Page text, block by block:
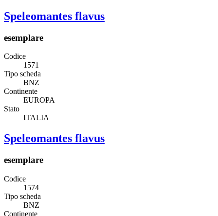
Speleomantes flavus
esemplare
Codice
1571
Tipo scheda
BNZ
Continente
EUROPA
Stato
ITALIA
Speleomantes flavus
esemplare
Codice
1574
Tipo scheda
BNZ
Continente